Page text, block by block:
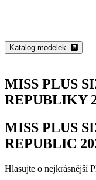
Katalog modelek
MISS PLUS
REPUBLIKY
MISS PLUS
REPUBLIC
Hlasujte o nejkrásnější